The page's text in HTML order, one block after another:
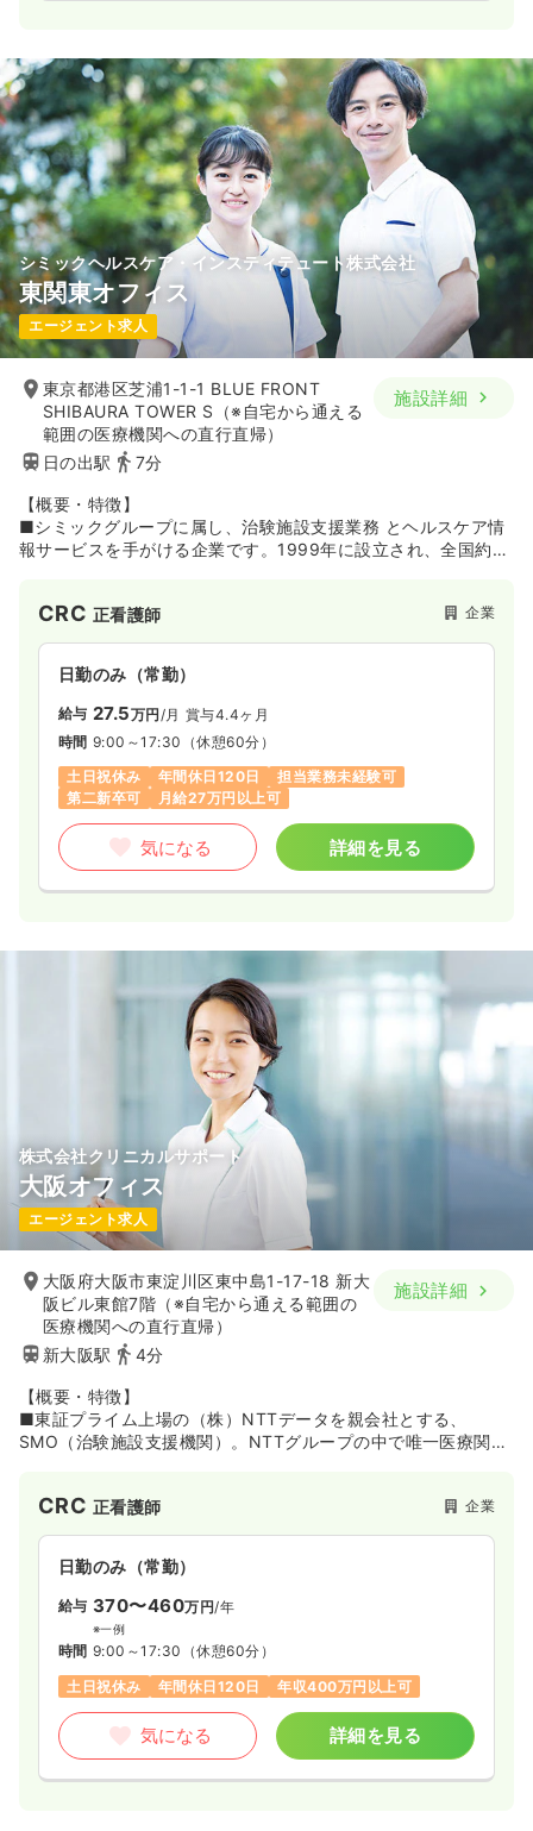
ービス、処方箋データベースを活用したデータ分析サービスな
ども行なっています。
【職場環境】
■看護師・臨床検査技師・薬剤師など、さまざまな有資格者が
在籍しており、女性も多く活躍。産前産後休暇・育児休業・介
護休業などの制度があり、産休・育休の取得実績も豊富です。
また、1チームは約5～6名で、マネージメントラインが明確で
周囲に相談しやすい環境です。
シミックヘルスケア・インスティテュート株式会社
東関東オフィス
エージェント求人
東京都港区芝浦1-1-1 BLUE FRONT
SHIBAURA TOWER S（※自宅から通える
範囲の医療機関への直行直帰）
日の出駅
7分
施設詳細
【概要・特徴】
■シミックグループに属し、治験施設支援業務 とヘルスケア情
報サービスを手がける企業です。1999年に設立され、全国約
ルスケア情報サービスを提供する「シミックヘルスケア
（株）」を2020年1月に吸収合併。シミックグループのヘルス
ケア事業を担う企業として新たなスタートを切っています。
【SMO事業】
■旧：サイトサポート・インスティテュート社の略称「SSI」と
ロゴを引き継ぎ、「SSIカンパニー」としてサービスを提供して
います。CRCやSMAが、治験実施から治験に関する事務的業
務、IRB（治験審査委員会）事務局業務などを総合的にサポー
ト。がん、中枢神経、生活習慣病、再生医療など幅広い領域に
対応しており、年間の実施試験数は900以上となっています
（2019年度）。
「HelC＋（ヘルシー）」などを提供。そのほか、被験者募集サ
ービス、処方箋データベースを活用したデータ分析サービスな
ども行なっています。
■看護師・臨床検査技師・薬剤師など、さまざまな有資格者が
在籍しており、女性も多く活躍。産前産後休暇・育児休業・介
護休業などの制度があり、産休・育休の取得実績も豊富です。
また、1チームは約5～6名で、マネージメントラインが明確で
周囲に相談しやすい環境です。
CRC 正看護師 企業
日勤のみ（常勤）
給与 27.5万円 /月 賞与4.4ヶ月
時間 9:00～17:30 （休憩60分）
土日祝休み
年間休日120日
担当業務未経験可
第二新卒可
月給27万円以上可
気になる 詳細を見る
株式会社クリニカルサポート
大阪オフィス
エージェント求人
大阪府大阪市東淀川区東中島1-17-18 新大
阪ビル東館7階（※自宅から通える範囲の
医療機関への直行直帰）
新大阪駅
4分
施設詳細
【概要・特徴】
■東証プライム上場の（株）NTTデータを親会社とする、
SMO（治験施設支援機関）。NTTグループの中で唯一医療関連
ィ体制などを強みに、2000年の設立以降、着実に実績を積み重
ねています。
■全国6カ所（東京・仙台・大阪・熊本・福岡・奈良）にオフィ
スを構え、SMO事業を展開。治験コーディネータ（CRC）業
務、治験事務局業務支援、治験審査委員会（IRB）運営支援、医
療機関（医師）への治験紹介、など幅広く手掛けています。
【実績】
■国立病院機構、公立、済生会、日赤、労災、健保組合、社保
組合、厚生連の各病院など、大規模病院を中心に数多くの病
院・クリニックと契約。契約施設数は137であり、エリア別で
は東北が22、関東が49、関西が25、九州が41です（2019年4
CRC 正看護師 企業
日勤のみ（常勤）
給与 370〜460万円/年
※一例
時間 9:00～17:30 （休憩60分）
土日祝休み
年間休日120日 年収400万円以上可
気になる 詳細を見る